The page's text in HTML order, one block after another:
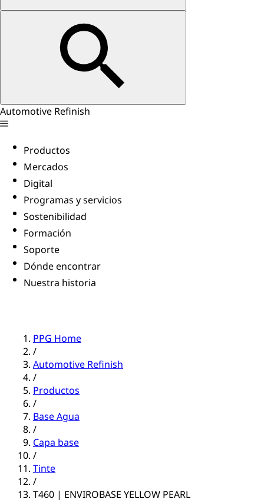
Automotive Refinish
Productos
Mercados
Digital
Programas y servicios
Sostenibilidad
Formación
Soporte
Dónde encontrar
Nuestra historia
PPG Home
/
Automotive Refinish
/
Productos
/
Base Agua
/
Capa base
/
Tinte
/
T460 | ENVIROBASE YELLOW PEARL